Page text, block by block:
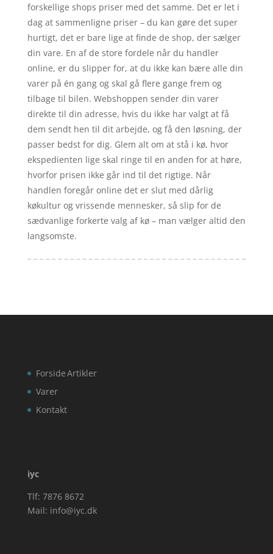
forskellige shops priser med det samme. Det er let i
dag at sammenligne priser – du kan gøre det super
hurtigt, det er bare lige at finde de shop, der sælger
din vare. En af de store fordele når du handler
online, er du slipper for, at du ikke kan bære alle din
varer på én gang og skal gå flere gange frem og
tilbage til bilen. Webshoppen sender din varer
direkte til din adresse, hvis du ikke har valgt at få
dem sendt hen til dit arbejde, og få den løsning, der
passer bedst for dig. Glem alt om at stå i kø, hvor
ekspedienten lige skal ringe til en anden for at høre,
hvorfor prisen ikke går ind til det rigtige. Når
handlen foregår online det er slut med dårlig
køkultur og vrissende mennesker, så slip for de
sædvanlige forkerte valg af kø – man vælger altid den
langsomste.
Forside
Varer
Kontakt
Artikler
iyc
Tlf: 7876 8672
Mail: info@iyc.dk